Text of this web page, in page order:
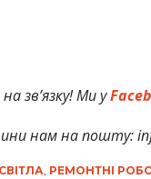
зв’язку! Ми у
нам на пошту:
, РЕМОНТНІ